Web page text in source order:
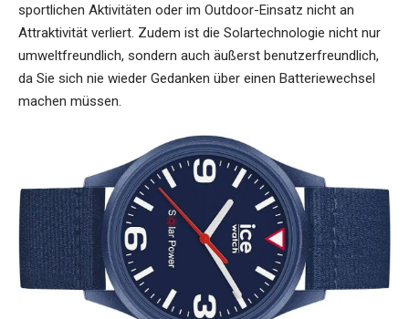
sportlichen Aktivitäten oder im Outdoor-Einsatz nicht an
Attraktivität verliert. Zudem ist die Solartechnologie nicht nur
umweltfreundlich, sondern auch äußerst benutzerfreundlich,
da Sie sich nie wieder Gedanken über einen Batteriewechsel
machen müssen.